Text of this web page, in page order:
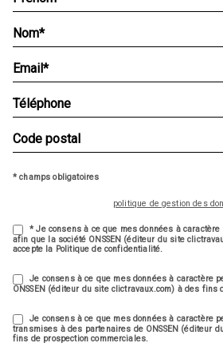
* champs obligatoires
politique de gestion des
* Je consens à ce que mes données à
afin que la société ONSSEN (éditeur du site
accepte la Politique de confidentialité.
Je consens à ce que mes données à caractère
ONSSEN (éditeur du site clictravaux.com) à des fins
Je consens à ce que mes données à caractère
transmises à des partenaires de ONSSEN (éditeur
fins de prospection commerciales.